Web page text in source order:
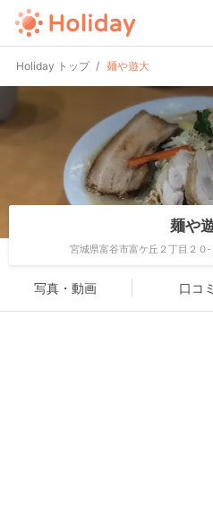
Holiday トップ 麺や遊大
麺や
宮城県富谷市富ケ丘２丁目２０
写真・動画 口コミ